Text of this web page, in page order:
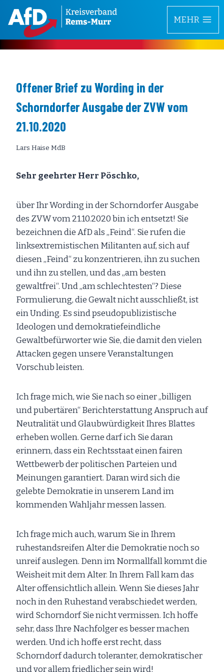
Inhalt
springen
MEHR
Offener Brief zu Wording in der
Schorndorfer Ausgabe der ZVW vom
21.10.2020
Lars Haise MdB
Sehr geehrter Herr Pöschko,
über Ihr Wording in der Schorndorfer Ausgabe
des ZVW vom 21.10.2020 bin ich entsetzt! Sie
bezeichnen die AfD als „Feind“. Sie rufen die
linksextremistischen Militanten auf, sich auf
diesen „Feind“ zu konzentrieren, ihn zu suchen
und ihn zu stellen, und das „am besten
gewaltfrei“. Und „am schlechtesten“? Diese
Formulierung, die Gewalt nicht ausschließt, ist
ein Unding. Es sind pseudopublizistische
Ideologen und demokratiefeindliche
Gewaltbefürworter wie Sie, die damit den vielen
Attacken gegen unsere Veranstaltungen
Vorschub leisten.
Ich frage mich, wie Sie nach so einer „billigen
und pubertären“ Berichterstattung Anspruch auf
Neutralität und Glaubwürdigkeit Ihres Blattes
erheben wollen. Gerne darf ich Sie daran
erinnern, dass ein Rechtsstaat einen fairen
Wettbewerb der politischen Parteien und
Meinungen garantiert. Daran wird sich die
gelebte Demokratie in unserem Land im
kommenden Wahljahr messen lassen.
Ich frage mich auch, warum Sie in Ihrem
ruhestandsreifen Alter die Demokratie noch so
unreif auslegen. Denn im Normallfall kommt die
Weisheit mit dem Alter. In Ihrem Fall kam das
Alter offensichtlich allein. Wenn Sie dieses Jahr
noch in den Ruhestand verabschiedet werden,
wird Schorndorf Sie nicht vermissen. Ich hoffe
sehr, dass Ihre Nachfolger es besser machen
werden. Und ich hoffe erst recht, dass
Schorndorf dadurch toleranter, demokratischer
und vor allem friedlicher sein wird!